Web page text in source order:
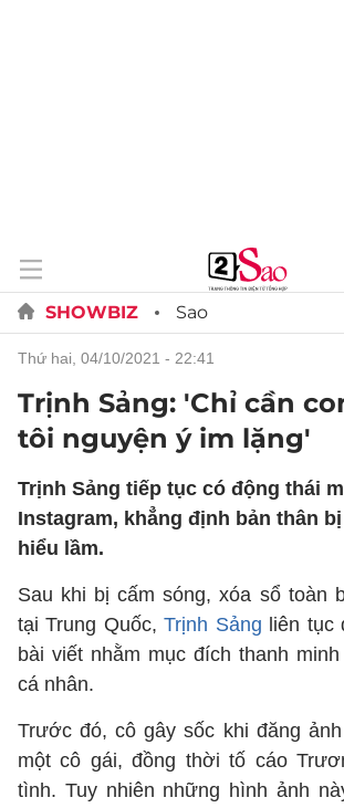
SHOWBIZ Sao
thứ hai, 04/10/2021 - 22:41
Trịnh Sảng: 'Chỉ cần
tôi nguyện ý im lặng'
Trịnh Sảng tiếp tục có động thái
Instagram, khẳng định bản thân
hiểu lầm.
Sau khi bị cấm sóng, xóa sổ toàn
tại Trung Quốc,Trịnh Sảng liên tục
bài viết nhằm mục đích thanh
cá nhân.
Trước đó, cô gây sốc khi đăng
một cô gái, đồng thời tố cáo
tình. Tuy nhiên những hình ảnh